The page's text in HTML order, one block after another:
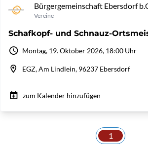
Bürgergemeinschaft Ebersdorf
Vereine
Schafkopf- und Schnauz-
Montag, 19. Oktober 2026, 18:00 Uhr
EGZ, Am Lindlein, 96237 Ebersdorf
zum Kalender hinzufügen
1